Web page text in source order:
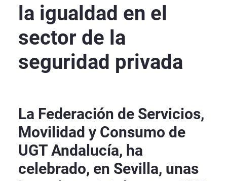
la igualdad en el
sector de la
seguridad privada
La Federación de Servicios,
Movilidad y Consumo de
UGT Andalucía, ha
celebrado, en Sevilla, unas